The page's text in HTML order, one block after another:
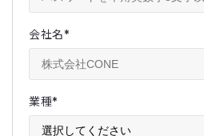
会社名*
業種*